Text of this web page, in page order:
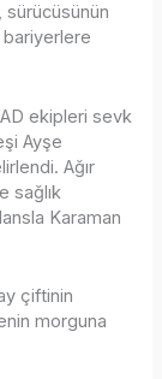
ekipleri sevk
Ayşe
Ağır
sağlık
Karaman
çiftinin
morguna